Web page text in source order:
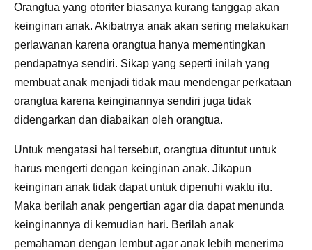
Orangtua yang otoriter biasanya kurang tanggap akan
keinginan anak. Akibatnya anak akan sering melakukan
perlawanan karena orangtua hanya mementingkan
pendapatnya sendiri. Sikap yang seperti inilah yang
membuat anak menjadi tidak mau mendengar perkataan
orangtua karena keinginannya sendiri juga tidak
didengarkan dan diabaikan oleh orangtua.
Untuk mengatasi hal tersebut, orangtua dituntut untuk
harus mengerti dengan keinginan anak. Jikapun
keinginan anak tidak dapat untuk dipenuhi waktu itu.
Maka berilah anak pengertian agar dia dapat menunda
keinginannya di kemudian hari. Berilah anak
pemahaman dengan lembut agar anak lebih menerima